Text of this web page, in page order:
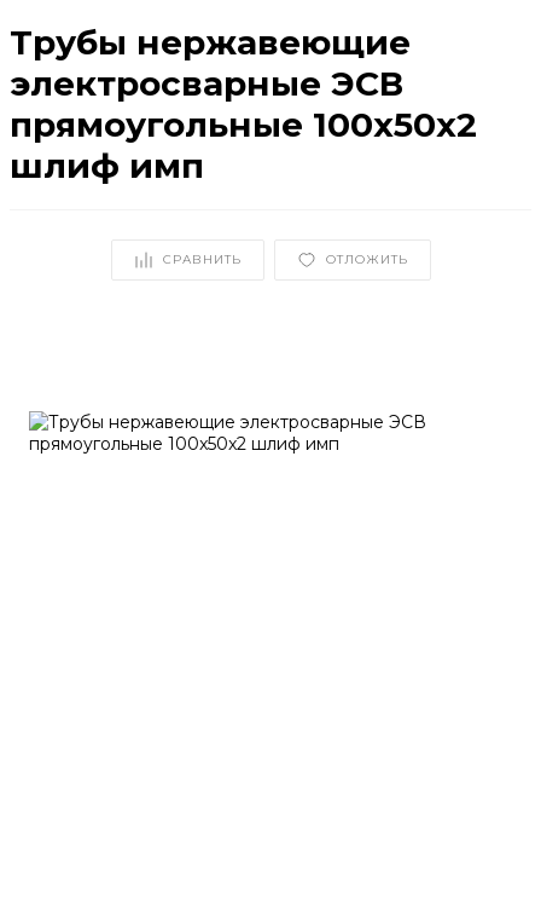
Трубы нержавеющие
электросварные ЭСВ
прямоугольные 100x50x2
шлиф имп
СРАВНИТЬ ОТЛОЖИТЬ